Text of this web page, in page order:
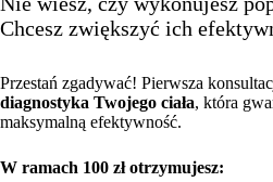
Chcesz zwiększyć ich
Przestań zgadywać! Pierwsza
diagnostyka Twojego ciała, która
maksymalną efektywność.
W ramach 100 zł otrzymujesz: